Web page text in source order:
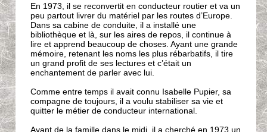
En 1973, il se reconvertit en conducteur routier et va un
peu partout livrer du matériel par les routes d’Europe.
Dans sa cabine de conduite, il a installé une
bibliothèque et là, sur les aires de repos, il continue à
lire et apprend beaucoup de choses. Ayant une grande
mémoire, retenant les noms les plus rébarbatifs, il tire
un grand profit de ses lectures et c’était un
enchantement de parler avec lui.
Comme entre temps il avait connu Isabelle Pupier, sa
compagne de toujours, il a voulu stabiliser sa vie et
quitter le métier de conducteur international.
Ayant de la famille dans le midi, il a cherché en 1973 un